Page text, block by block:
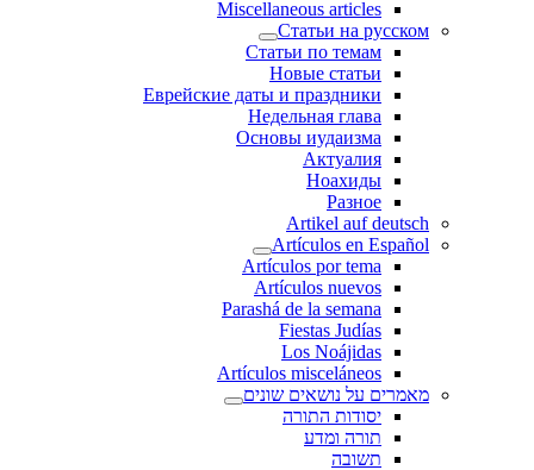
Miscellaneous articles
Статьи на русском
Статьи по темам
Новые статьи
Еврейские даты и праздники
Недельная глава
Основы иудаизма
Актуалия
Ноахиды
Разное
Artikel auf deutsch
Artículos en Español
Artículos por tema
Artículos nuevos
Parashá de la semana
Fiestas Judías
Los Noájidas
Artículos misceláneos
מאמרים על נושאים שונים
יסודות התורה
תורה ומדע
תשובה